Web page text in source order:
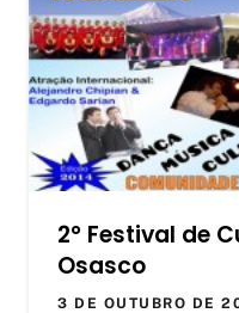
2° Festival de
Osasco
3 DE OUTUBRO DE